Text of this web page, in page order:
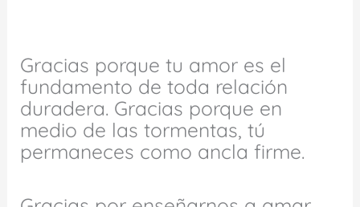
Gracias porque tu amor es el
fundamento de toda relación
duradera. Gracias porque en
medio de las tormentas, tú
permaneces como ancla firme.